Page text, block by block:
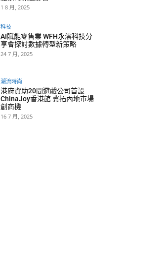
1 8 月, 2025
科技
AI賦能零售業 WFH永澐科技分
享會探討數據轉型新策略
24 7 月, 2025
潮流時尚
港府資助20間遊戲公司首設
ChinaJoy香港館 冀拓內地市場
創商機
16 7 月, 2025